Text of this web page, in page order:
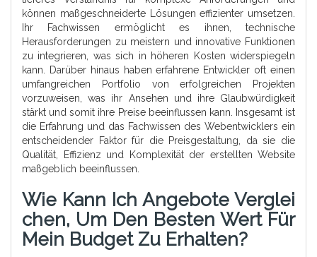
können maßgeschneiderte Lösungen effizienter umsetzen.
Ihr Fachwissen ermöglicht es ihnen, technische
Herausforderungen zu meistern und innovative Funktionen
zu integrieren, was sich in höheren Kosten widerspiegeln
kann. Darüber hinaus haben erfahrene Entwickler oft einen
umfangreichen Portfolio von erfolgreichen Projekten
vorzuweisen, was ihr Ansehen und ihre Glaubwürdigkeit
stärkt und somit ihre Preise beeinflussen kann. Insgesamt ist
die Erfahrung und das Fachwissen des Webentwicklers ein
entscheidender Faktor für die Preisgestaltung, da sie die
Qualität, Effizienz und Komplexität der erstellten Website
maßgeblich beeinflussen.
Wie Kann Ich Angebote Verglei
Chen, Um Den Besten Wert Für
Mein Budget Zu Erhalten?